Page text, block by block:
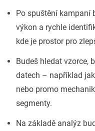
Po spuštění kampaní
výkon a rychle
kde je prostor pro
Budeš hledat vzorce,
datech – například
nebo promo
segmenty.
Na základě analýz